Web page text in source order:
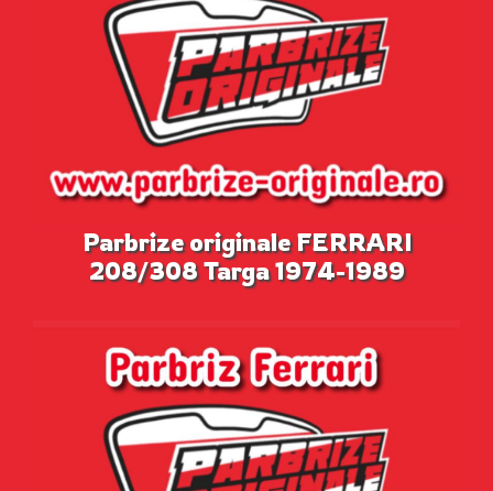
Parbrize originale FERRARI
208/308 Targa 1974-1989